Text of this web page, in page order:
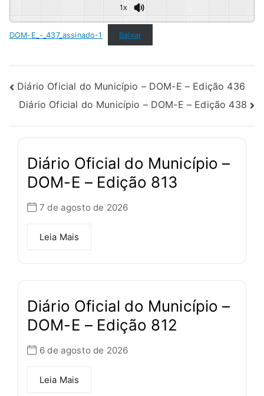
1x
DOM-E_-_437_assinado-1 Baixar
Diário Oficial do Município – DOM-E – Edição 436
Diário Oficial do Município – DOM-E – Edição 438
Diário Oficial do Município –
DOM-E – Edição 813
7 de agosto de 2026
Leia Mais
Diário Oficial do Município –
DOM-E – Edição 812
6 de agosto de 2026
Leia Mais